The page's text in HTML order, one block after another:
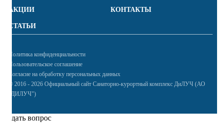
АКЦИИ КОНТАКТЫ
СТАТЬИ
Политика конфиденциальности
Пользовательское соглашение
Согласие на обработку персональных данных
© 2016 - 2026 Официальный сайт Санаторно-курортный комплекс ДиЛУЧ (АО
"ДИЛУЧ")
Задать вопрос